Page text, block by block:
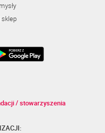
/ stowarzyszenia